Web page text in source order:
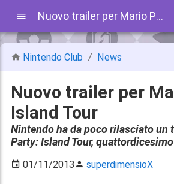
Nuovo trailer per Mario Party: Island Tour
Nintendo Club News
Nuovo trailer per
Island Tour
Nintendo ha da poco rilasciato un
Party: Island Tour,
01/11/2013 superdimensioX